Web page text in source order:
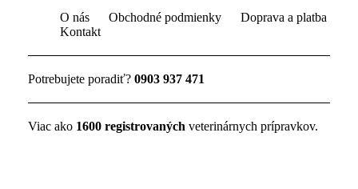
O nás Obchodné podmienky
Doprava a platba
Kontakt
Potrebujete poradiť? 0903 937 471
Viac ako 1600 registrovaných veterinárnych prípravkov.